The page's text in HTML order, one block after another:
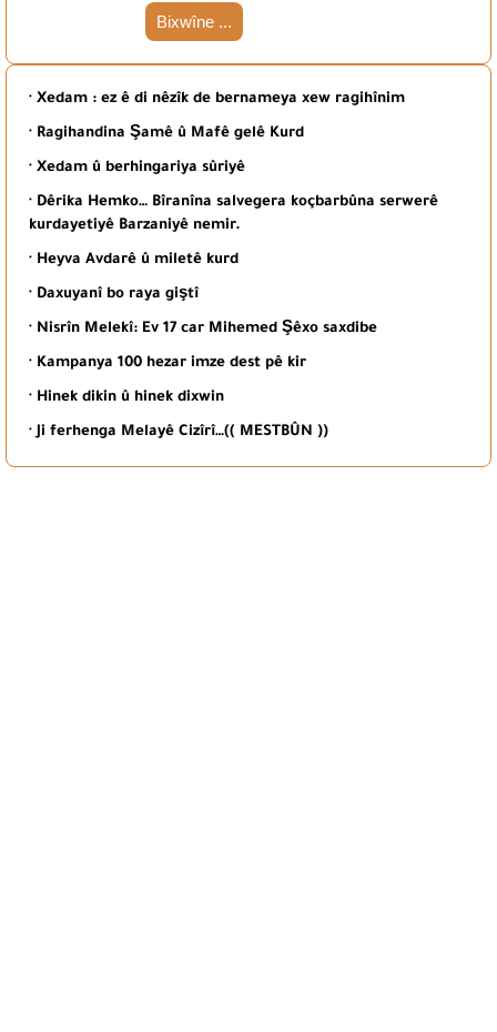
Bixwîne ...
· Xedam : ez ê di nêzîk de bernameya xew ragihînim
· Ragihandina Şamê û Mafê gelê Kurd
· Xedam û berhingariya sûriyê
· Dêrika Hemko… Bîranîna salvegera koçbarbûna serwerê
kurdayetiyê Barzaniyê nemir.
· Heyva Avdarê û miletê kurd
· Daxuyanî bo raya giştî
· Nisrîn Melekî: Ev 17 car Mihemed Şêxo saxdibe
· Kampanya 100 hezar imze dest pê kir
· Hinek dikin û hinek dixwin
· Ji ferhenga Melayê Cizîrî…(( MESTBÛN ))